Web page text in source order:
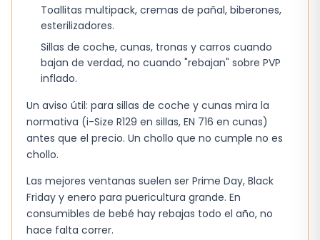
escapadas de fin de semana. El nivel de ruido
de las ruedas y la ventilación limitada son los
únicos matices que pueden influir en la decisión
final.
Toallitas multipack, cremas de pañal, biberones,
esterilizadores.
Sillas de coche, cunas, tronas y carros cuando
bajan de verdad, no cuando "rebajan" sobre PVP
inflado.
Un aviso útil: para sillas de coche y cunas mira la
normativa (i-Size R129 en sillas, EN 716 en cunas)
antes que el precio. Un chollo que no cumple no es
chollo.
Las mejores ventanas suelen ser Prime Day, Black
Friday y enero para puericultura grande. En
consumibles de bebé hay rebajas todo el año, no
hace falta correr.